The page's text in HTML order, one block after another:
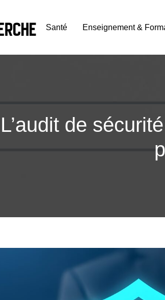
Santé Enseignement &
L’audit de